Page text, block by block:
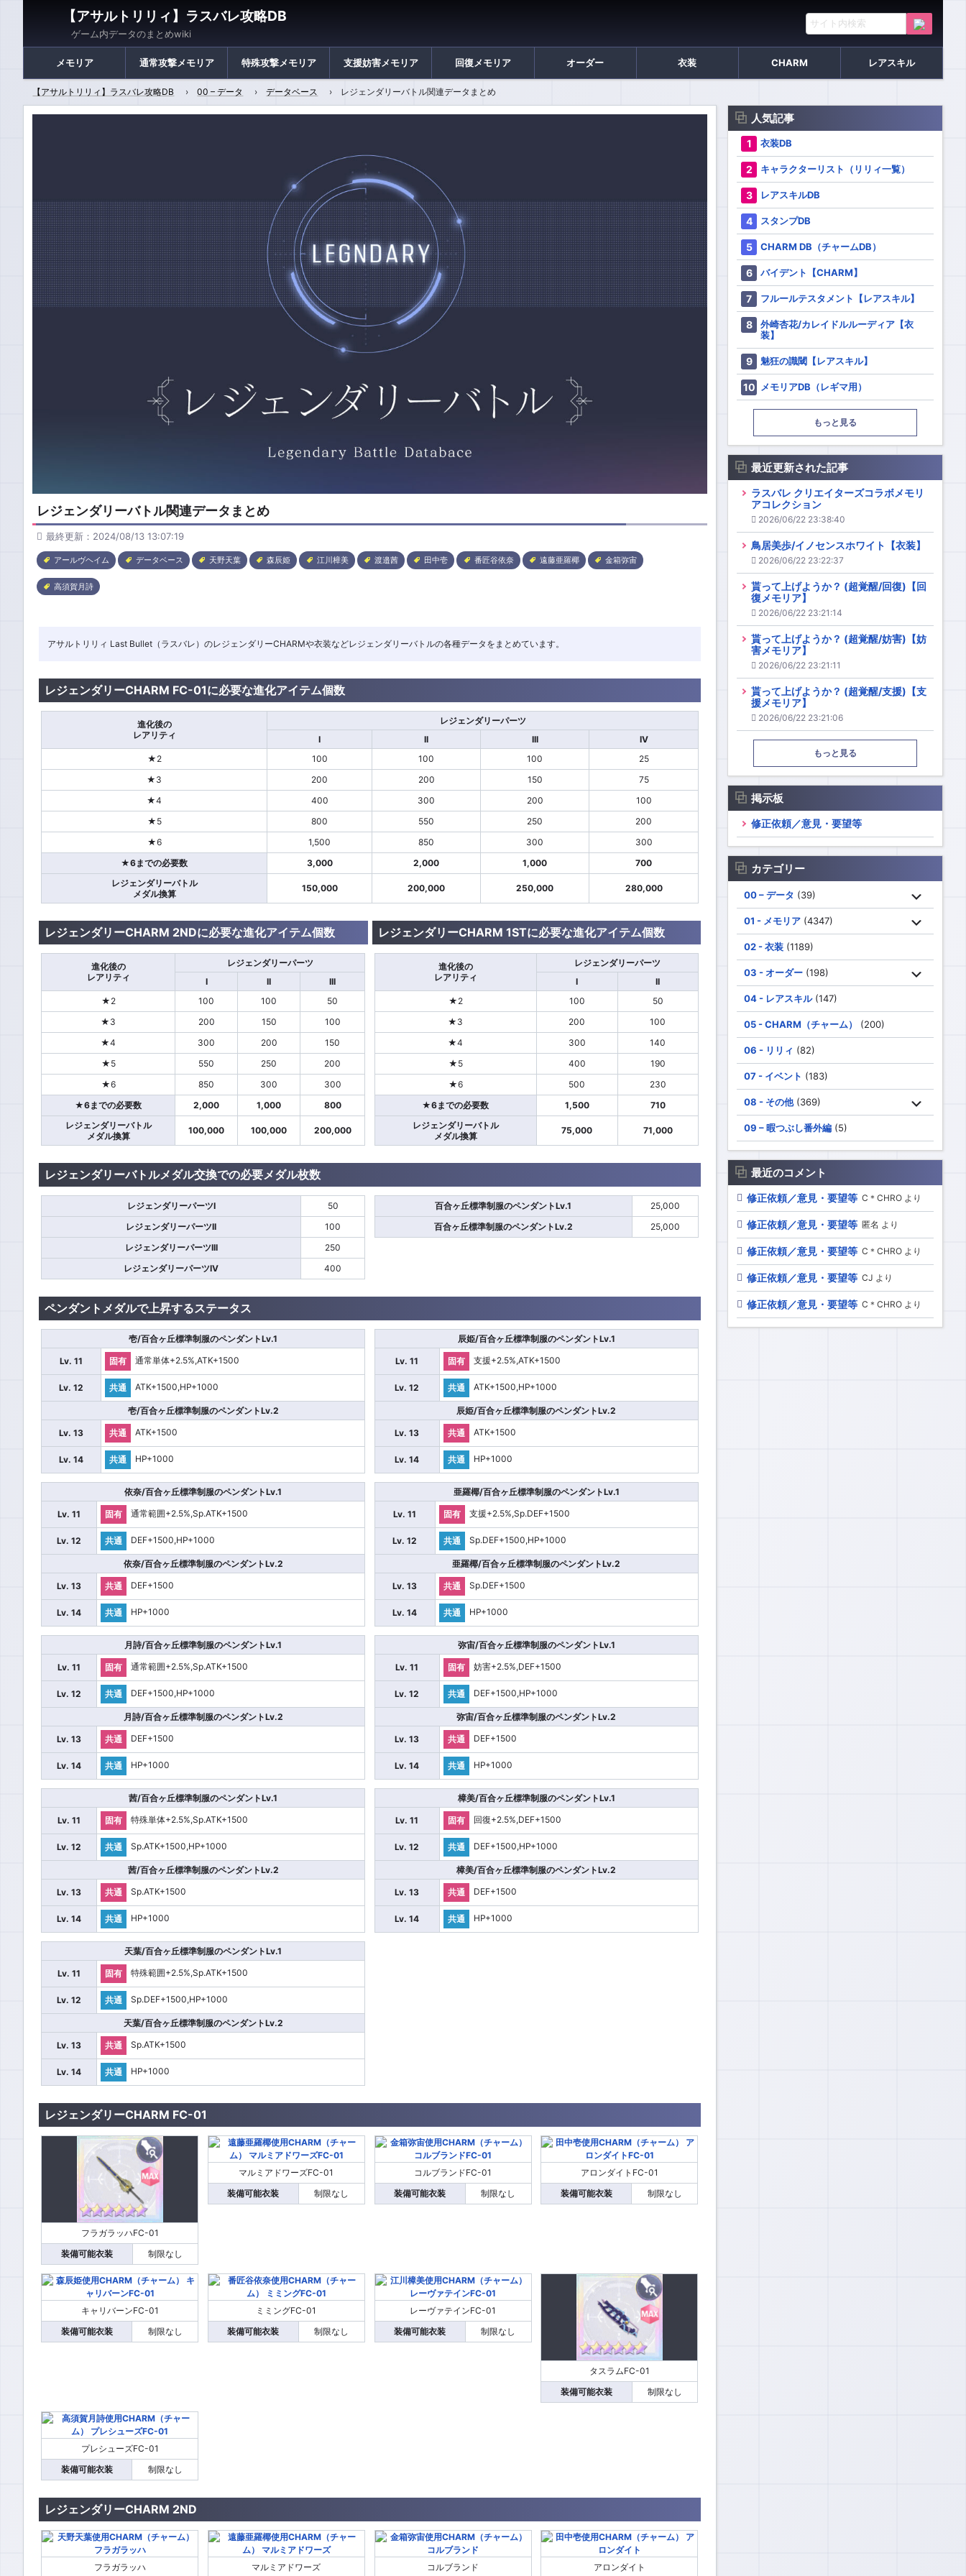
【アサルトリリィ】ラスバレ攻略DB
ゲーム内データのまとめwiki
メモリア 通常攻撃メモリア 特殊攻撃メモリア 支援妨害メモリア 回復メモリア オーダー 衣装 CHARM レアスキル
【アサルトリリィ】ラスバレ攻略DB 00 – データ データベース レジェンダリーバトル関連データまとめ
レジェンダリーバトル関連データまとめ
最終更新：2024/08/13 13:07:19
アールヴヘイム データベース 天野天葉 森辰姫 江川樟美 渡邉茜 田中壱 番匠谷依奈 遠藤亜羅椰 金箱弥宙
高須賀月詩
アサルトリリィ Last Bullet（ラスバレ）のレジェンダリーCHARMや衣装などレジェンダリーバトルの各種データをまとめています。
レジェンダリーCHARM FC-01に必要な進化アイテム個数
進化後の
レアリティ
レジェンダリーパーツ
I
II III
IV
★2
100 100 100
25
★3
200 200 150
75
★4
400 300 200
100
★5
800 550 250
200
★6
1,500 850 300
300
★6までの必要数
3,000 2,000 1,000
700
レジェンダリーバトル
メダル換算
150,000 200,000 250,000 280,000
レジェンダリーCHARM 2NDに必要な進化アイテム個数
進化後の
レアリティ
レジェンダリーパーツ
I
II
III
★2
100 100
50
★3
200 150
100
★4
300 200
150
★5
550 250
200
★6
850 300
300
★6までの必要数
2,000 1,000
800
レジェンダリーバトル
メダル換算
100,000 100,000 200,000
レジェンダリーCHARM 1STに必要な進化アイテム個数
進化後の
レアリティ
レジェンダリーパーツ
I
II
★2
100
50
★3
200
100
★4
300
140
★5
400
190
★6
500
230
★6までの必要数
1,500
710
レジェンダリーバトル
メダル換算
75,000 71,000
レジェンダリーバトルメダル交換での必要メダル枚数
レジェンダリーパーツI
50
レジェンダリーパーツII
100
レジェンダリーパーツIII
250
レジェンダリーパーツIV
400
百合ヶ丘標準制服のペンダントLv.1
25,000
百合ヶ丘標準制服のペンダントLv.2
25,000
ペンダントメダルで上昇するステータス
壱/百合ヶ丘標準制服のペンダントLv.1
Lv. 11 固有 通常単体+2.5%,ATK+1500
Lv. 12 共通 ATK+1500,HP+1000
壱/百合ヶ丘標準制服のペンダントLv.2
Lv. 13 共通 ATK+1500
Lv. 14 共通 HP+1000
依奈/百合ヶ丘標準制服のペンダントLv.1
Lv. 11 固有 通常範囲+2.5%,Sp.ATK+1500
Lv. 12 共通 DEF+1500,HP+1000
依奈/百合ヶ丘標準制服のペンダントLv.2
Lv. 13 共通 DEF+1500
Lv. 14 共通 HP+1000
月詩/百合ヶ丘標準制服のペンダントLv.1
Lv. 11 固有 通常範囲+2.5%,Sp.ATK+1500
Lv. 12 共通 DEF+1500,HP+1000
月詩/百合ヶ丘標準制服のペンダントLv.2
Lv. 13 共通 DEF+1500
Lv. 14 共通 HP+1000
茜/百合ヶ丘標準制服のペンダントLv.1
Lv. 11 固有 特殊単体+2.5%,Sp.ATK+1500
Lv. 12 共通 Sp.ATK+1500,HP+1000
茜/百合ヶ丘標準制服のペンダントLv.2
Lv. 13 共通 Sp.ATK+1500
Lv. 14 共通 HP+1000
天葉/百合ヶ丘標準制服のペンダントLv.1
Lv. 11 固有 特殊範囲+2.5%,Sp.ATK+1500
Lv. 12 共通 Sp.DEF+1500,HP+1000
天葉/百合ヶ丘標準制服のペンダントLv.2
Lv. 13 共通 Sp.ATK+1500
Lv. 14 共通 HP+1000
辰姫/百合ヶ丘標準制服のペンダントLv.1
Lv. 11 固有 支援+2.5%,ATK+1500
Lv. 12 共通 ATK+1500,HP+1000
辰姫/百合ヶ丘標準制服のペンダントLv.2
Lv. 13 共通 ATK+1500
Lv. 14 共通 HP+1000
亜羅椰/百合ヶ丘標準制服のペンダントLv.1
Lv. 11 固有 支援+2.5%,Sp.DEF+1500
Lv. 12 共通 Sp.DEF+1500,HP+1000
亜羅椰/百合ヶ丘標準制服のペンダントLv.2
Lv. 13 共通 Sp.DEF+1500
Lv. 14 共通 HP+1000
弥宙/百合ヶ丘標準制服のペンダントLv.1
Lv. 11 固有 妨害+2.5%,DEF+1500
Lv. 12 共通 DEF+1500,HP+1000
弥宙/百合ヶ丘標準制服のペンダントLv.2
Lv. 13 共通 DEF+1500
Lv. 14 共通 HP+1000
樟美/百合ヶ丘標準制服のペンダントLv.1
Lv. 11 固有 回復+2.5%,DEF+1500
Lv. 12 共通 DEF+1500,HP+1000
樟美/百合ヶ丘標準制服のペンダントLv.2
Lv. 13 共通 DEF+1500
Lv. 14 共通 HP+1000
レジェンダリーCHARM FC-01
フラガラッハFC-01
装備可能衣装
制限なし
マルミアドワーズFC-01
装備可能衣装
制限なし
コルブランドFC-01
装備可能衣装
制限なし
アロンダイトFC-01
装備可能衣装
制限なし
キャリバーンFC-01
装備可能衣装
制限なし
ミミングFC-01
装備可能衣装
制限なし
レーヴァテインFC-01
装備可能衣装
制限なし
タスラムFC-01
装備可能衣装
制限なし
プレシューズFC-01
装備可能衣装
制限なし
レジェンダリーCHARM 2ND
フラガラッハ マルミアドワーズ コルブランド アロンダイト
人気記事
衣装DB
キャラクターリスト（リリィ一覧）
レアスキルDB
スタンプDB
CHARM DB（チャームDB）
バイデント【CHARM】
フルールテスタメント【レアスキル】
外崎杏花/カレイドルルーディア【衣
装】
魅狂の識閾【レアスキル】
メモリアDB（レギマ用）
もっと見る
最近更新された記事
ラスバレ クリエイターズコラボメモリ
アコレクション
2026/06/22 23:38:40
鳥居美歩/イノセンスホワイト【衣装】
2026/06/22 23:22:37
貰って上げようか？ (超覚醒/回復)【回
復メモリア】
2026/06/22 23:21:14
貰って上げようか？ (超覚醒/妨害)【妨
害メモリア】
2026/06/22 23:21:11
貰って上げようか？ (超覚醒/支援)【支
援メモリア】
2026/06/22 23:21:06
もっと見る
掲示板
修正依頼／意見・要望等
カテゴリー
00 – データ (39)
01 - メモリア (4347)
02 - 衣装 (1189)
03 - オーダー (198)
04 - レアスキル(147)
05 - CHARM（チャーム） (200)
06 - リリィ (82)
07 - イベント (183)
08 - その他(369)
09 – 暇つぶし番外編 (5)
最近のコメント
修正依頼／意見・要望等 C＊CHRO より
修正依頼／意見・要望等 匿名 より
修正依頼／意見・要望等 C＊CHRO より
修正依頼／意見・要望等 CJ より
修正依頼／意見・要望等 C＊CHRO より